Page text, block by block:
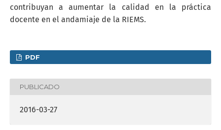
contribuyan a aumentar la calidad en la práctica
docente en el andamiaje de la RIEMS.
PDF
PUBLICADO
2016-03-27